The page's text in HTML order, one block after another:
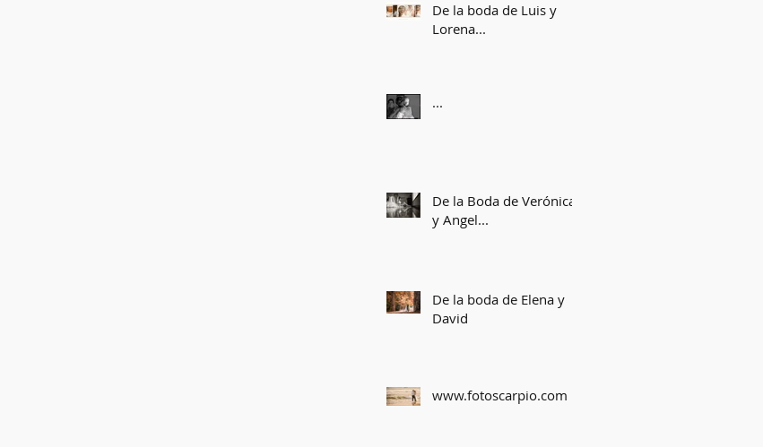
De la boda de Luis y
Lorena...
...
De la Boda de Verónica
y Angel...
De la boda de Elena y
David
www.fotoscarpio.com